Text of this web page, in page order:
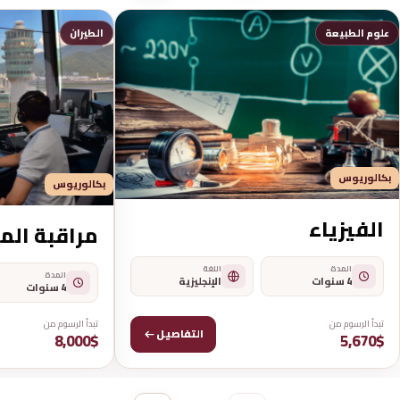
علوم الطبيعة
بكالوريوس
الفيزياء
المدة
4 سنوات
اللغة
الإنجليزية
تبدأ الرسوم من
5,670$ التفاصيل
الطيران
بكالوريوس
مراقبة
المدة
4 سنوات
تبدأ الرسوم من
8,000$